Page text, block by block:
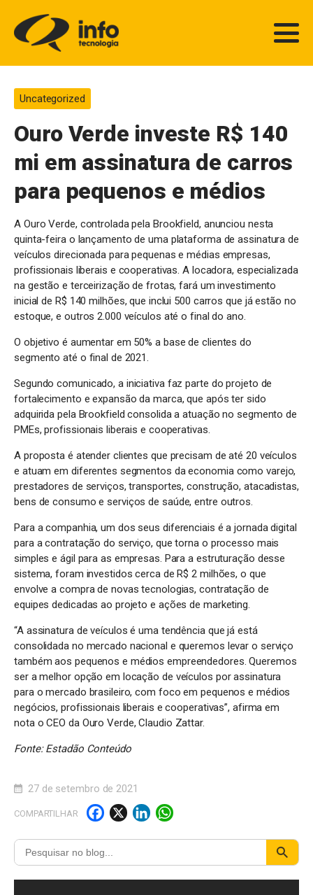
Uncategorized
Ouro Verde investe R$ 140
mi em assinatura de carros
para pequenos e médios
A Ouro Verde, controlada pela Brookfield, anunciou nesta
quinta-feira o lançamento de uma plataforma de assinatura de
veículos direcionada para pequenas e médias empresas,
profissionais liberais e cooperativas. A locadora, especializada
na gestão e terceirização de frotas, fará um investimento
inicial de R$ 140 milhões, que inclui 500 carros que já estão no
estoque, e outros 2.000 veículos até o final do ano.
O objetivo é aumentar em 50% a base de clientes do
segmento até o final de 2021.
Segundo comunicado, a iniciativa faz parte do projeto de
fortalecimento e expansão da marca, que após ter sido
adquirida pela Brookfield consolida a atuação no segmento de
PMEs, profissionais liberais e cooperativas.
A proposta é atender clientes que precisam de até 20 veículos
e atuam em diferentes segmentos da economia como varejo,
prestadores de serviços, transportes, construção, atacadistas,
bens de consumo e serviços de saúde, entre outros.
Para a companhia, um dos seus diferenciais é a jornada digital
para a contratação do serviço, que torna o processo mais
simples e ágil para as empresas. Para a estruturação desse
sistema, foram investidos cerca de R$ 2 milhões, o que
envolve a compra de novas tecnologias, contratação de
equipes dedicadas ao projeto e ações de marketing.
“A assinatura de veículos é uma tendência que já está
consolidada no mercado nacional e queremos levar o serviço
também aos pequenos e médios empreendedores. Queremos
ser a melhor opção em locação de veículos por assinatura
para o mercado brasileiro, com foco em pequenos e médios
negócios, profissionais liberais e cooperativas”, afirma em
nota o CEO da Ouro Verde, Claudio Zattar.
Fonte: Estadão Conteúdo
27 de setembro de 2021
COMPARTILHAR
F
a
c
e
X Li
n
k
e
W
h
a
t